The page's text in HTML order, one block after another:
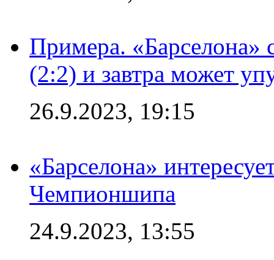
Примера. «Барселона»
(2:2) и завтра может
26.9.2023, 19:15
«Барселона»
Чемпионшипа
24.9.2023, 13:55